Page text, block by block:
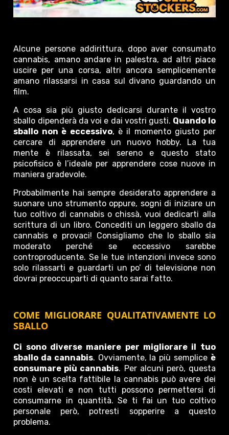
Alcune persone addirittura, dopo aver consumato
cannabis, amano andare in palestra, ad altri piace
uscire per una corsa, altri ancora semplicemente
amano rilassarsi in casa sul divano guardando un
film.
A cosa sia più giusto dedicarsi durante il vostro
sballo dipenderà da voi e dai vostri gusti. Quando lo
sballo non è eccessivo, è il momento giusto per
cercare di apprendere un nuovo hobby. La tua
mente è rilassata, sei sereno e questo stato
psicofisico è l’ideale per apprendere cose nuove in
maniera gradevole.
Probabilmente hai sempre desiderato apprendere a
suonare uno strumento oppure, sogni di iniziare un
tuo coltivo di cannabis o chissà, vuoi dedicarti alla
scrittura di un libro. Concediti un leggero sballo da
cannabis e provaci! Consigliamo che lo sballo sia
moderato perché se eccessivo sarebbe
controproducente. Se le tue intenzioni invece sono
solo rilassarti e guardarti un po’ di televisione non
dovrai preoccuparti di quanto sarai fatto.
COME MIGLIORARE QUALITATIVAMENTE LO
SBALLO
Ci sono diverse maniere per migliorare il tuo
sballo da cannabis. Ovviamente, la più semplice è
consumare più cannabis. Per alcuni però, questa
non è un scelta fattibile la cannabis può avere dei
costi elevati e non tutti possono permettersi di
consumarne in quantità. Se ti fai un tuo coltivo
personale però, potresti sopperire a questo
problema.